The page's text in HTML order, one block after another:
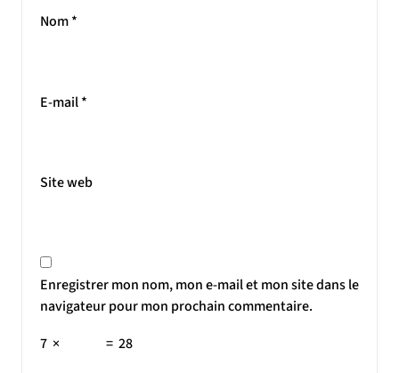
Nom*
E-mail*
Site web
Enregistrer mon nom, mon e-mail et mon site dans le
navigateur pour mon prochain commentaire.
7 × = 28